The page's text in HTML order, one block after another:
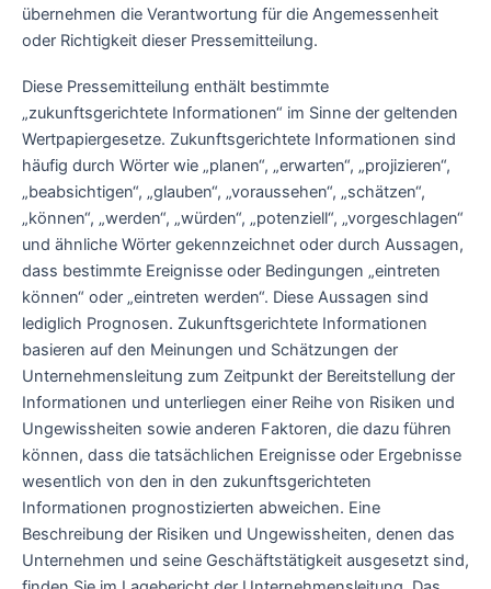
übernehmen die Verantwortung für die Angemessenheit
oder Richtigkeit dieser Pressemitteilung.
Diese Pressemitteilung enthält bestimmte
„zukunftsgerichtete Informationen“ im Sinne der geltenden
Wertpapiergesetze. Zukunftsgerichtete Informationen sind
häufig durch Wörter wie „planen“, „erwarten“, „projizieren“,
„beabsichtigen“, „glauben“, „voraussehen“, „schätzen“,
„können“, „werden“, „würden“, „potenziell“, „vorgeschlagen“
und ähnliche Wörter gekennzeichnet oder durch Aussagen,
dass bestimmte Ereignisse oder Bedingungen „eintreten
können“ oder „eintreten werden“. Diese Aussagen sind
lediglich Prognosen. Zukunftsgerichtete Informationen
basieren auf den Meinungen und Schätzungen der
Unternehmensleitung zum Zeitpunkt der Bereitstellung der
Informationen und unterliegen einer Reihe von Risiken und
Ungewissheiten sowie anderen Faktoren, die dazu führen
können, dass die tatsächlichen Ereignisse oder Ergebnisse
wesentlich von den in den zukunftsgerichteten
Informationen prognostizierten abweichen. Eine
Beschreibung der Risiken und Ungewissheiten, denen das
Unternehmen und seine Geschäftstätigkeit ausgesetzt sind,